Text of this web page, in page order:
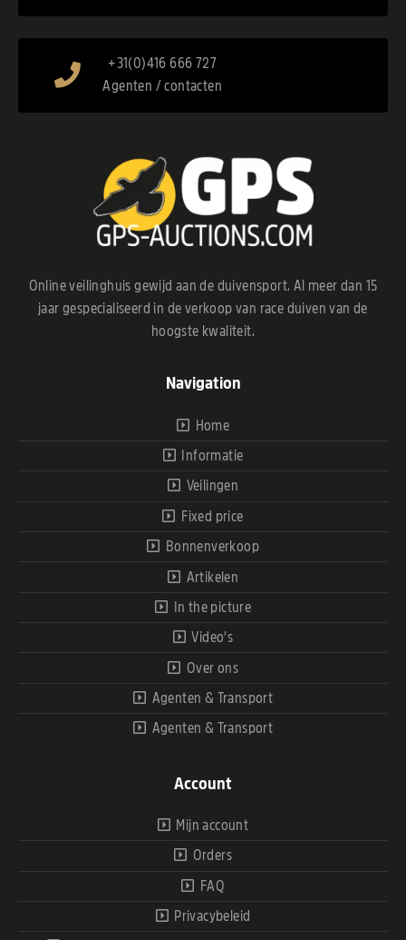
+31(0)416 666 727
Agenten / contacten
Online veilinghuis gewijd aan de duivensport. Al meer dan 15
jaar gespecialiseerd in de verkoop van race duiven van de
hoogste kwaliteit.
Navigation
Home
Informatie
Veilingen
Fixed price
Bonnenverkoop
Artikelen
In the picture
Video’s
Over ons
Agenten & Transport
Agenten & Transport
Account
Mijn account
Orders
FAQ
Privacybeleid